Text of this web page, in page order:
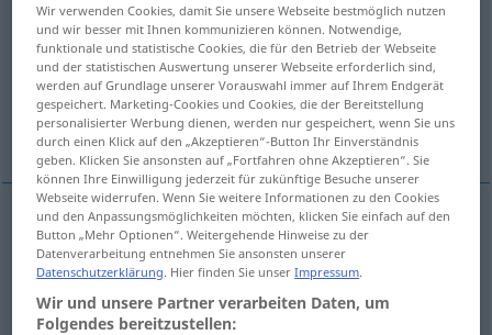
balza [ˈbaltsa] f
Übersicht aller Übersetzungen
(Für mehr Details die Übersetzung anklicken/antippen)
Steilhang, Absturz Rüsche
Steilhangm balza
Absturzm balza
Wir verwenden Cookies, damit Sie unsere Webseite bestmöglich nutzen
und wir besser mit Ihnen kommunizieren können. Notwendige,
funktionale und statistische Cookies, die für den Betrieb der Webseite
und der statistischen Auswertung unserer Webseite erforderlich sind,
werden auf Grundlage unserer Vorauswahl immer auf Ihrem Endgerät
gespeichert. Marketing-Cookies und Cookies, die der Bereitstellung
personalisierter Werbung dienen, werden nur gespeichert, wenn Sie uns
durch einen Klick auf den „Akzeptieren“-Button Ihr Einverständnis
geben. Klicken Sie ansonsten auf „Fortfahren ohne Akzeptieren“. Sie
können Ihre Einwilligung jederzeit für zukünftige Besuche unserer
Webseite widerrufen. Wenn Sie weitere Informationen zu den Cookies
und den Anpassungsmöglichkeiten möchten, klicken Sie einfach auf den
Button „Mehr Optionen“. Weitergehende Hinweise zu der
Datenverarbeitung entnehmen Sie ansonsten unserer
Datenschutzerklärung. Hier finden Sie unserImpressum.
Wir und unsere Partner verarbeiten Daten, um
Folgendes bereitzustellen: